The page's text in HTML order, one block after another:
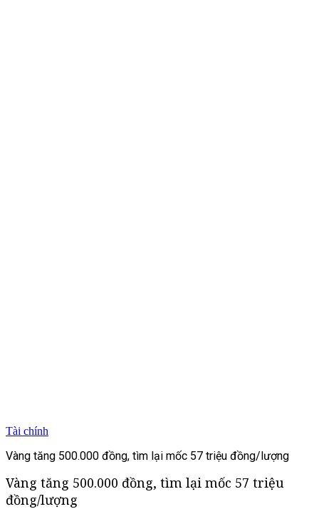
Tài chính
Vàng tăng 500.000 đồng, tìm lại mốc 57 triệu đồng/lượng
Vàng tăng 500.000 đồng, tìm lại mốc 57 triệu
đồng/lượng